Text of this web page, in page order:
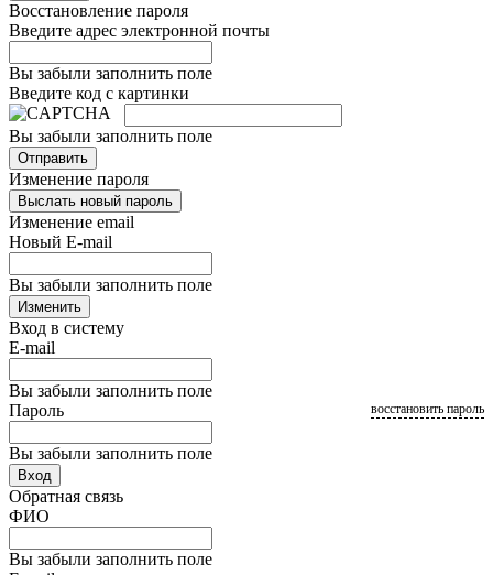
Восстановление пароля
Введите адрес электронной почты
Вы забыли заполнить поле
Введите код с картинки
Вы забыли заполнить поле
Отправить
Изменение пароля
Выслать новый пароль
Изменение email
Новый E-mail
Вы забыли заполнить поле
Изменить
Вход в систему
E-mail
Вы забыли заполнить поле
Пароль
Вы забыли заполнить поле
восстановить пароль
Вход
Обратная связь
ФИО
Вы забыли заполнить поле